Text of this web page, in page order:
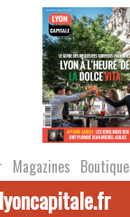
Magazines Boutique